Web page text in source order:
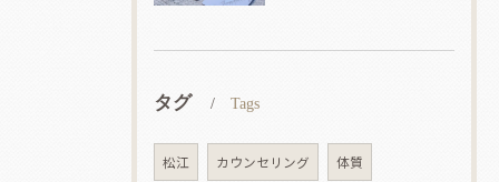
タグ Tags
松江 カウンセリング 体質